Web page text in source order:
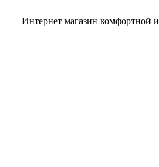
Интернет магазин комфортной